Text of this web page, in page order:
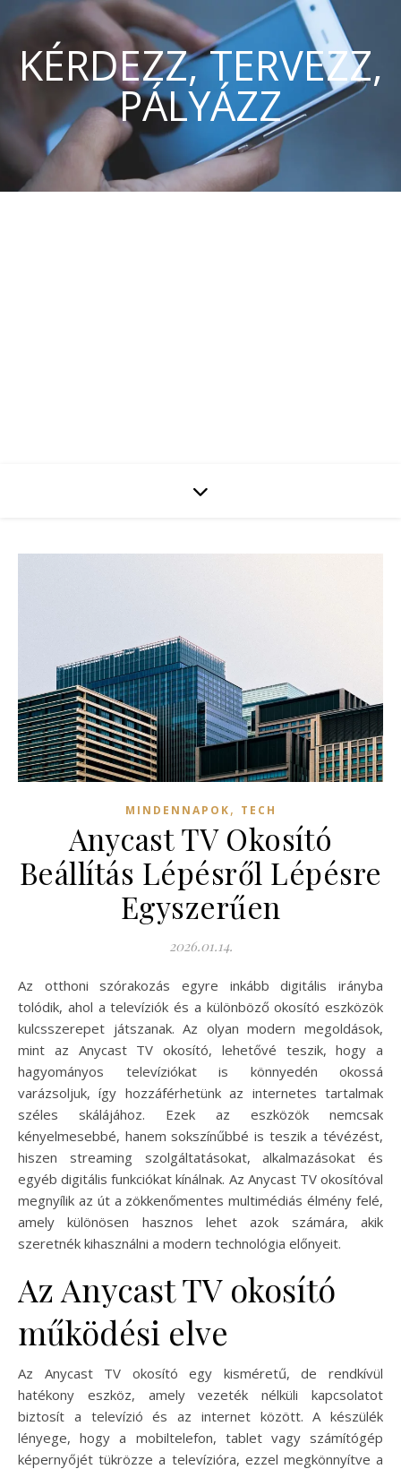
KÉRDEZZ, TERVEZZ,
PÁLYÁZZ
MINDENNAPOK, TECH
Anycast TV Okosító
Beállítás Lépésről Lépésre
Egyszerűen
2026.01.14.
Az otthoni szórakozás egyre inkább digitális irányba
tolódik, ahol a televíziók és a különböző okosító eszközök
kulcsszerepet játszanak. Az olyan modern megoldások,
mint az Anycast TV okosító, lehetővé teszik, hogy a
hagyományos televíziókat is könnyedén okossá
varázsoljuk, így hozzáférhetünk az internetes tartalmak
széles skálájához. Ezek az eszközök nemcsak
kényelmesebbé, hanem sokszínűbbé is teszik a tévézést,
hiszen streaming szolgáltatásokat, alkalmazásokat és
egyéb digitális funkciókat kínálnak. Az Anycast TV okosítóval
megnyílik az út a zökkenőmentes multimédiás élmény felé,
amely különösen hasznos lehet azok számára, akik
szeretnék kihasználni a modern technológia előnyeit.
Az Anycast TV okosító
működési elve
Az Anycast TV okosító egy kisméretű, de rendkívül
hatékony eszköz, amely vezeték nélküli kapcsolatot
biztosít a televízió és az internet között. A készülék
lényege, hogy a mobiltelefon, tablet vagy számítógép
képernyőjét tükrözze a televízióra, ezzel megkönnyítve a